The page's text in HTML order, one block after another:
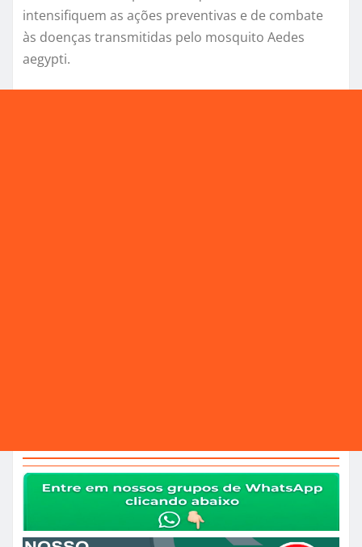
intensifiquem as ações preventivas e de combate
às doenças transmitidas pelo mosquito Aedes
aegypti.